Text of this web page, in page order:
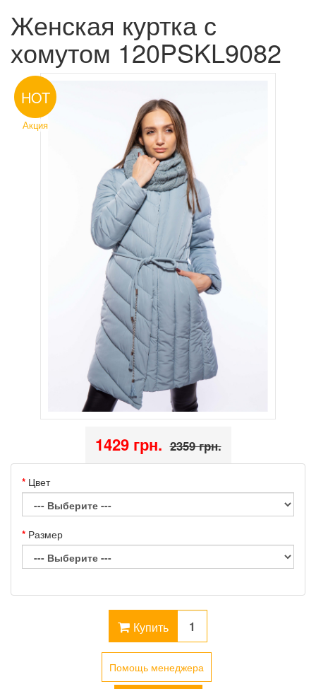
Женская куртка с
хомутом 120PSKL9082
HOT
Акция
1429 грн. 2359 грн.
Цвет
Размер
Купить
Помощь менеджера